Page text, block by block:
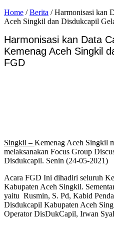
Home /Berita /Harmonisasi kan
Aceh Singkil dan Disdukcapil
Harmonisasi kan Data
Kemenag Aceh Singkil
FGD
Singkil – Kemenag Aceh Singkil
melaksanakan Focus Group
Disdukcapil. Senin (24-05-2021)
Acara FGD Ini dihadiri seluruh
Kabupaten Aceh Singkil.
yaitu Rusmin, S. Pd, Kabid
Disdukcapil Kabupaten Aceh
Operator DisDukCapil, Irwan